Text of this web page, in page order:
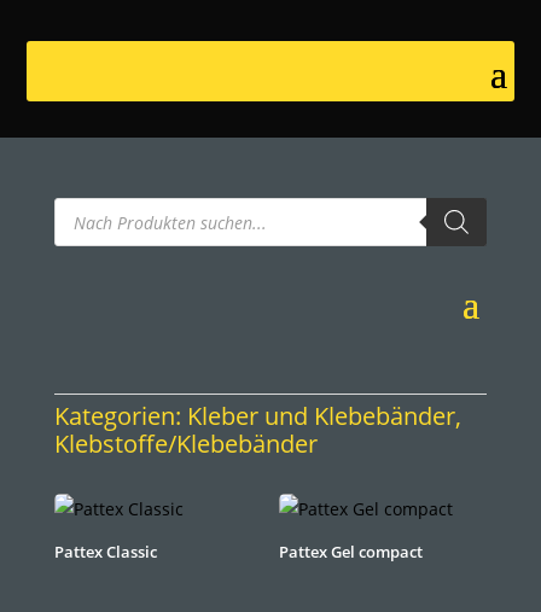
Products
search
Kategorien: Kleber und Klebebänder,
Klebstoffe/Klebebänder
Pattex Classic Pattex Gel compact